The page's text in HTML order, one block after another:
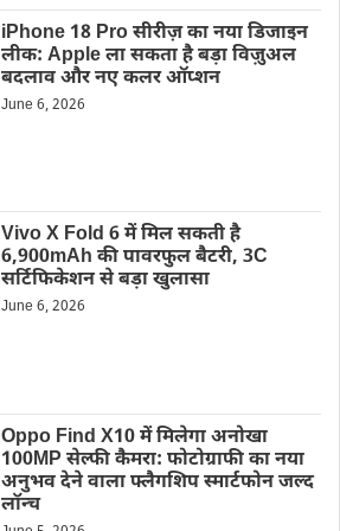
iPhone 18 Pro सीरीज़ का नया डिजाइन
लीक: Apple ला सकता है बड़ा विज़ुअल
बदलाव और नए कलर ऑप्शन
June 6, 2026
Vivo X Fold 6 में मिल सकती है
6,900mAh की पावरफुल बैटरी, 3C
सर्टिफिकेशन से बड़ा खुलासा
June 6, 2026
Oppo Find X10 में मिलेगा अनोखा
100MP सेल्फी कैमरा: फोटोग्राफी का नया
अनुभव देने वाला फ्लैगशिप स्मार्टफोन जल्द
लॉन्च